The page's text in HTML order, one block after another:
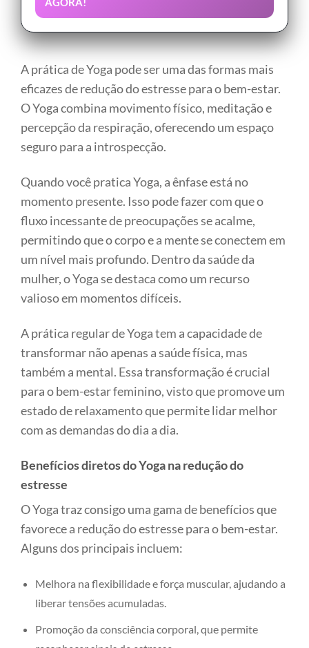
A prática de Yoga pode ser uma das formas mais
eficazes de redução do estresse para o bem-estar.
O Yoga combina movimento físico, meditação e
percepção da respiração, oferecendo um espaço
seguro para a introspecção.
Quando você pratica Yoga, a ênfase está no
momento presente. Isso pode fazer com que o
fluxo incessante de preocupações se acalme,
permitindo que o corpo e a mente se conectem em
um nível mais profundo. Dentro da saúde da
mulher, o Yoga se destaca como um recurso
valioso em momentos difíceis.
A prática regular de Yoga tem a capacidade de
transformar não apenas a saúde física, mas
também a mental. Essa transformação é crucial
para o bem-estar feminino, visto que promove um
estado de relaxamento que permite lidar melhor
com as demandas do dia a dia.
Benefícios diretos do Yoga na redução do
estresse
O Yoga traz consigo uma gama de benefícios que
favorece a redução do estresse para o bem-estar.
Alguns dos principais incluem:
Melhora na flexibilidade e força muscular, ajudando a
liberar tensões acumuladas.
Promoção da consciência corporal, que permite